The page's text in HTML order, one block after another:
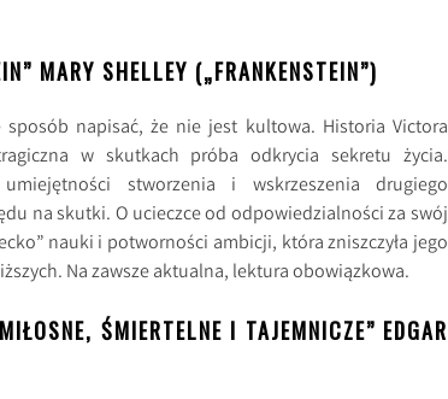
MARY SHELLEY („FRANKENSTEIN”)
napisać, że nie jest kultowa. Historia Victora
w skutkach próba odkrycia sekretu życia.
stworzenia i wskrzeszenia drugiego
na skutki. O ucieczce od odpowiedzialności za swój
nauki i potworności ambicji, która zniszczyła jego
Na zawsze aktualna, lektura obowiązkowa.
ŚMIERTELNE I TAJEMNICZE” EDGAR